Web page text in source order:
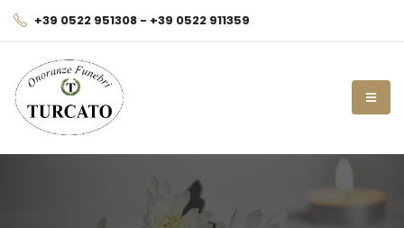
+39 0522 951308 - +39 0522 911359